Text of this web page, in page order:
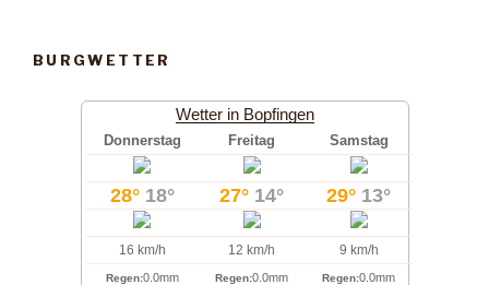
BURGWETTER
Wetter in Bopfingen
Donnerstag
28° 18°
16 km/h
Regen:0.0mm
Freitag
27° 14°
12 km/h
Regen:0.0mm
Samstag
29° 13°
9 km/h
Regen:0.0mm